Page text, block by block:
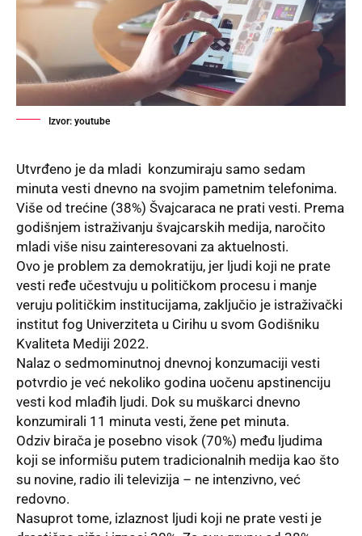
Izvor: youtube
Utvrđeno je da mladi konzumiraju samo sedam
minuta vesti dnevno na svojim pametnim telefonima.
Više od trećine (38%) Švajcaraca ne prati vesti. Prema
godišnjem istraživanju švajcarskih medija, naročito
mladi više nisu zainteresovani za aktuelnosti.
Ovo je problem za demokratiju, jer ljudi koji ne prate
vesti ređe učestvuju u političkom procesu i manje
veruju političkim institucijama, zaključio je istraživački
institut fog Univerziteta u Cirihu u svom Godišniku
Kvaliteta Mediji 2022.
Nalaz o sedmominutnoj dnevnoj konzumaciji vesti
potvrdio je već nekoliko godina uočenu apstinenciju
vesti kod mlađih ljudi. Dok su muškarci dnevno
konzumirali 11 minuta vesti, žene pet minuta.
Odziv birača je posebno visok (70%) među ljudima
koji se informišu putem tradicionalnih medija kao što
su novine, radio ili televizija – ne intenzivno, već
redovno.
Nasuprot tome, izlaznost ljudi koji ne prate vesti je